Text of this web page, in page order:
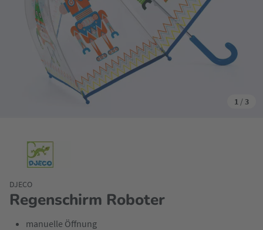
1 / 3
Regenschirm Roboter
DJECO
manuelle Öffnung